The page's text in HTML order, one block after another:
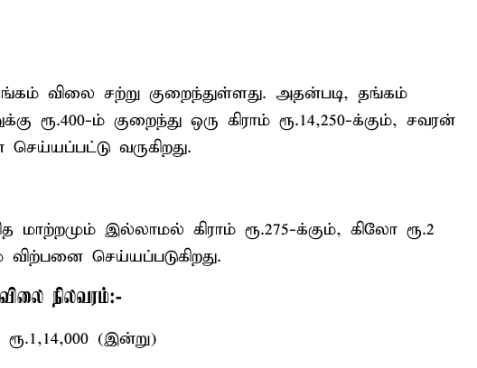
விலை சற்று குறைந்துள்ளது. அதன்படி, தங்கம்
ரூ.400-ம் குறைந்து ஒரு கிராம் ரூ.14,250-க்கும், சவரன்
செய்யப்பட்டு வருகிறது.
மாற்றமும் இல்லாமல் கிராம் ரூ.275-க்கும், கிலோ ரூ.2
விற்பனை செய்யப்படுகிறது.
நிலவரம்:-
(இன்று)